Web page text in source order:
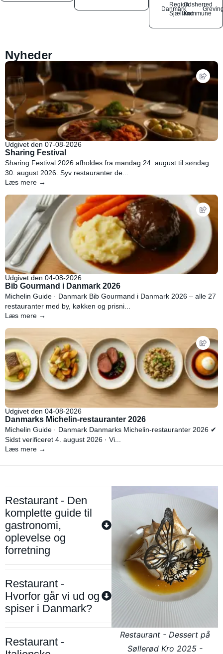
Danmark
Region
Sjælland
Odsherred
Kommune
Nyheder
Udgivet den 07-08-2026
Sharing Festival
Sharing Festival 2026 afholdes fra mandag 24. august til søndag
30. august 2026. Syv restauranter de...
Læs mere →
Udgivet den 04-08-2026
Bib Gourmand i Danmark 2026
Michelin Guide · Danmark Bib Gourmand i Danmark 2026 – alle 27
restauranter med by, køkken og prisni...
Læs mere →
Udgivet den 04-08-2026
Danmarks Michelin-restauranter 2026
Michelin Guide · Danmark Danmarks Michelin-restauranter 2026 ✔
Sidst verificeret 4. august 2026 · Vi...
Læs mere →
Restaurant - Den
komplette guide til
gastronomi,
oplevelse og
forretning
Restaurant -
Hvorfor går vi ud og
spiser i Danmark?
Restaurant -
Restaurant - Dessert på
Søllerød Kro 2025 -